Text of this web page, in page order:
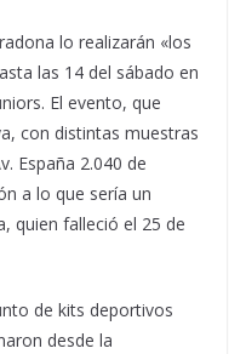
lo realizarán «los
las 14 del sábado en
El evento, que
con distintas muestras
España 2.040 de
a lo que sería un
quien falleció el 25 de
de kits deportivos
desde la